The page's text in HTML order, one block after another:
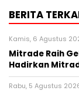
BERITA
Kamis, 6 Agustus
Mitrade Raih
Hadirkan
Rabu, 5 Agustus